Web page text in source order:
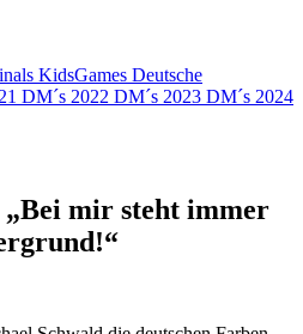
KidsGames Deutsche
DM´s 2022 DM´s 2023 DM´s 2024
„Bei mir steht immer